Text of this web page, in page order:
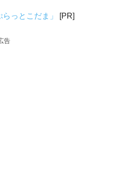
っとこだま」 [PR]
告